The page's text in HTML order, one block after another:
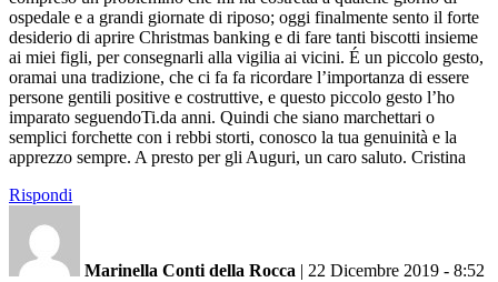
ospedale e a grandi giornate di riposo; oggi finalmente sento il forte
desiderio di aprire Christmas banking e di fare tanti biscotti insieme
ai miei figli, per consegnarli alla vigilia ai vicini. É un piccolo gesto,
oramai una tradizione, che ci fa fa ricordare l’importanza di essere
persone gentili positive e costruttive, e questo piccolo gesto l’ho
imparato seguendoTi.da anni. Quindi che siano marchettari o
semplici forchette con i rebbi storti, conosco la tua genuinità e la
apprezzo sempre. A presto per gli Auguri, un caro saluto. Cristina
Rispondi
Marinella Conti della Rocca | 22 Dicembre 2019 - 8:52